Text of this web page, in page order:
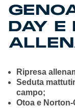
DAY E
Ripresa
Seduta
campo;
Otoa e